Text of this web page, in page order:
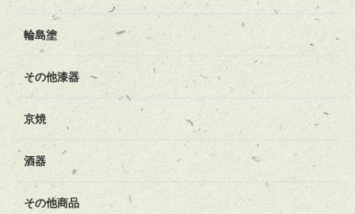
輪島塗
その他漆器
京焼
酒器
その他商品